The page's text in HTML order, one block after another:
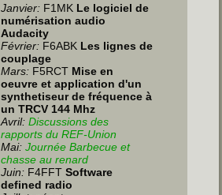
Janvier: F1MK Le logiciel de
numérisation audio
Audacity
Février: F6ABK Les lignes de
couplage
Mars: F5RCT Mise en
oeuvre et application d'un
synthetiseur de fréquence à
un TRCV 144 Mhz
Avril: Discussions des
rapports du REF-Union
Mai:Journée Barbecue et
chasse au renard
Juin: F4FFT Software
defined radio